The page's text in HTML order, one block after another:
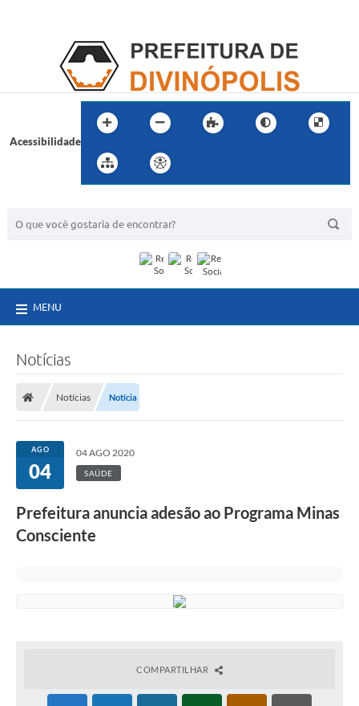
Acessibilidade
MENU
Notícias
Notícias Notícia
AGO
04
04 AGO 2020
SAÚDE
Prefeitura anuncia adesão ao Programa Minas
Consciente
COMPARTILHAR